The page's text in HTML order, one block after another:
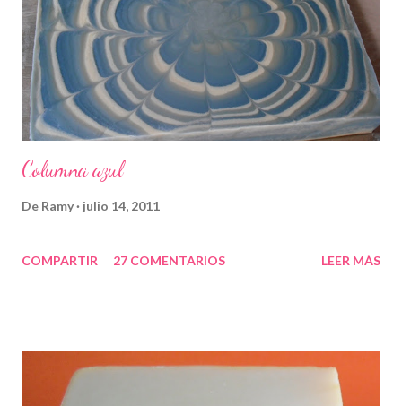
Columna azul
De Ramy julio 14, 2011
COMPARTIR 27 COMENTARIOS LEER MÁS